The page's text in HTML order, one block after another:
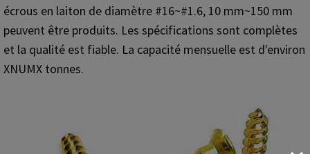
écrous en laiton de diamètre #16~#1.6, 10 mm~150 mm
peuvent être produits. Les spécifications sont complètes
et la qualité est fiable. La capacité mensuelle est d'environ
XNUMX tonnes.